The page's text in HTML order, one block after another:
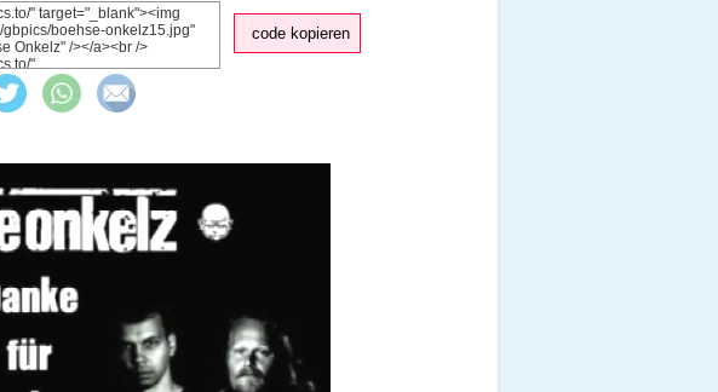
code kopieren